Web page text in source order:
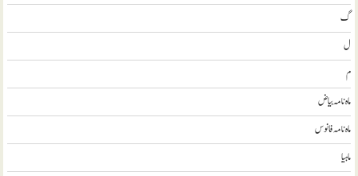
گ
ل
م
ماہ نامہ بیاض
ماہ نامہ فانوس
ماہیا